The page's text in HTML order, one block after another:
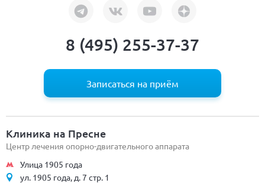
8 (495) 255-37-37
Записаться на приём
Клиника на Пресне
Центр лечения опорно-двигательного аппарата
Улица 1905 года
ул. 1905 года, д. 7 стр. 1